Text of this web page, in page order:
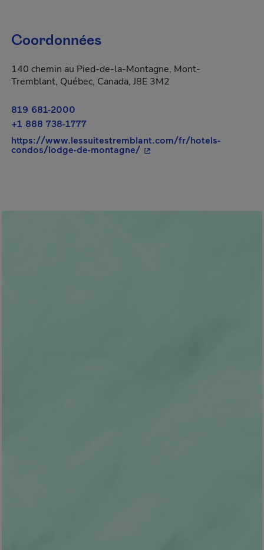
Coordonnées
140 chemin au Pied-de-la-Montagne, Mont-
Tremblant, Québec, Canada, J8E 3M2
819 681-2000
+1 888 738-1777
https://www.lessuitestremblant.com/fr/hotels-
condos/lodge-de-montagne/- Cet hyperlien s'ouvrira